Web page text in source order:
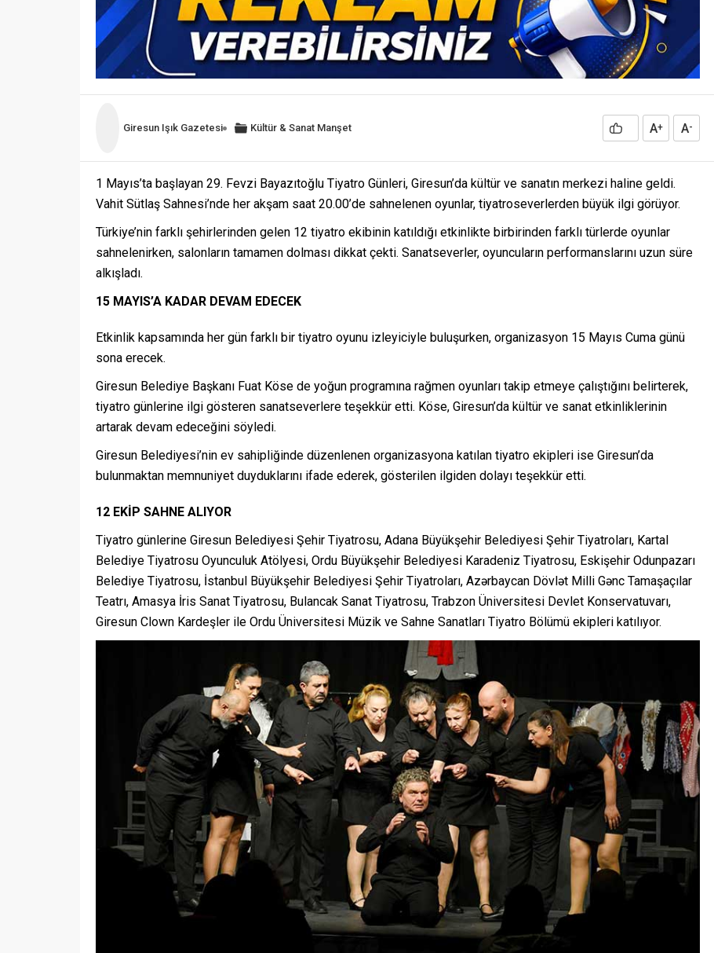
Giresun Işık Gazetesi Kültür & Sanat Manşet A+ A-
1 Mayıs’ta başlayan 29. Fevzi Bayazıtoğlu Tiyatro Günleri, Giresun’da kültür ve sanatın merkezi haline geldi.
Vahit Sütlaş Sahnesi’nde her akşam saat 20.00’de sahnelenen oyunlar, tiyatroseverlerden büyük ilgi görüyor.
Türkiye’nin farklı şehirlerinden gelen 12 tiyatro ekibinin katıldığı etkinlikte birbirinden farklı türlerde oyunlar
sahnelenirken, salonların tamamen dolması dikkat çekti. Sanatseverler, oyuncuların performanslarını uzun süre
alkışladı.
15 MAYIS’A KADAR DEVAM EDECEK
Etkinlik kapsamında her gün farklı bir tiyatro oyunu izleyiciyle buluşurken, organizasyon 15 Mayıs Cuma günü
sona erecek.
Giresun Belediye Başkanı Fuat Köse de yoğun programına rağmen oyunları takip etmeye çalıştığını belirterek,
tiyatro günlerine ilgi gösteren sanatseverlere teşekkür etti. Köse, Giresun’da kültür ve sanat etkinliklerinin
artarak devam edeceğini söyledi.
Giresun Belediyesi’nin ev sahipliğinde düzenlenen organizasyona katılan tiyatro ekipleri ise Giresun’da
bulunmaktan memnuniyet duyduklarını ifade ederek, gösterilen ilgiden dolayı teşekkür etti.
12 EKİP SAHNE ALIYOR
Tiyatro günlerine Giresun Belediyesi Şehir Tiyatrosu, Adana Büyükşehir Belediyesi Şehir Tiyatroları, Kartal
Belediye Tiyatrosu Oyunculuk Atölyesi, Ordu Büyükşehir Belediyesi Karadeniz Tiyatrosu, Eskişehir Odunpazarı
Belediye Tiyatrosu, İstanbul Büyükşehir Belediyesi Şehir Tiyatroları, Azərbaycan Dövlət Milli Gənc Tamaşaçılar
Teatrı, Amasya İris Sanat Tiyatrosu, Bulancak Sanat Tiyatrosu, Trabzon Üniversitesi Devlet Konservatuvarı,
Giresun Clown Kardeşler ile Ordu Üniversitesi Müzik ve Sahne Sanatları Tiyatro Bölümü ekipleri katılıyor.